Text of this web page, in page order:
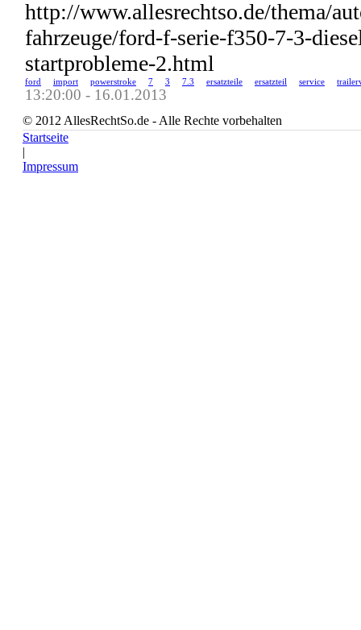
http://www.allesrechtso.de/thema/
fahrzeuge/ford-f-serie-f350-7-3-
startprobleme-2.html
ford import powerstroke 7 3 7.3 ersatzteile ersatzteil service
13:20:00 - 16.01.2013
© 2012 AllesRechtSo.de - Alle Rechte vorbehalten
Startseite
|
Impressum